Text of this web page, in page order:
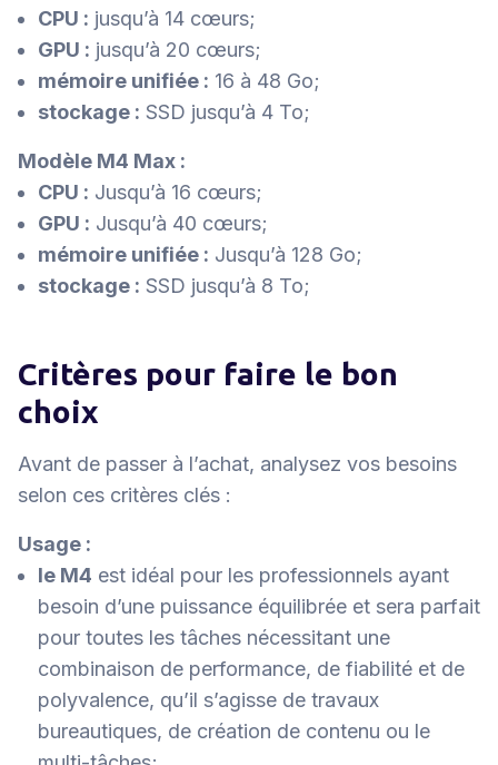
CPU : jusqu’à 14 cœurs;
GPU : jusqu’à 20 cœurs;
mémoire unifiée : 16 à 48 Go;
stockage : SSD jusqu’à 4 To;
Modèle M4 Max :
CPU : Jusqu’à 16 cœurs;
GPU : Jusqu’à 40 cœurs;
mémoire unifiée : Jusqu’à 128 Go;
stockage : SSD jusqu’à 8 To;
Critères pour faire le bon
choix
Avant de passer à l’achat, analysez vos besoins
selon ces critères clés :
Usage :
le M4 est idéal pour les professionnels ayant
besoin d’une puissance équilibrée et sera parfait
pour toutes les tâches nécessitant une
combinaison de performance, de fiabilité et de
polyvalence, qu’il s’agisse de travaux
bureautiques, de création de contenu ou le